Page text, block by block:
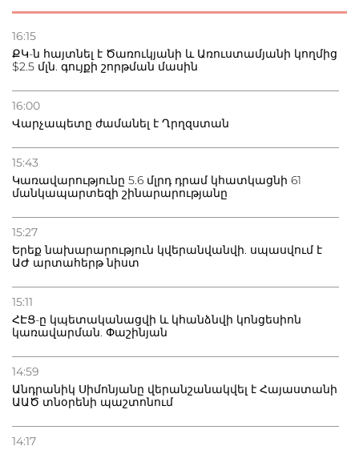
16:15
ՔԿ-ն հայտնել է Ծառուկյանի և Առուստամյանի կողմից
$2.5 մլն. գույքի շորթման մասին
16:00
Վարչապետը ժամանել է Ղրղզստան
15:43
Կառավարությունը 5.6 մլրդ դրամ կհատկացնի 61
մանկապարտեզի շինարարությանը
15:27
Երեք նախարարություն կվերանվանվի. սպասվում է
ԱԺ արտահերթ նիստ
15:11
ՀԷՑ-ը կպետականացվի և կհանձնվի կոնցեսիոն
կառավարման. Փաշինյան
14:59
Անդրանիկ Սիմոնյանը վերանշանակվել է Հայաստանի
ԱԱԾ տնօրենի պաշտոնում
14:17
22.07.2026
տուժածներ կան
բնակվել Ռուսաստանում
Բաքվի բանտից գեներալ Մանուկյանը դիմել է
Փաշինյանին